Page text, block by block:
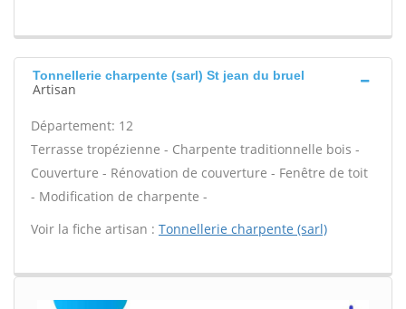
Tonnellerie charpente (sarl) St jean du bruel
Artisan
Département: 12
Terrasse tropézienne - Charpente traditionnelle bois -
Couverture - Rénovation de couverture - Fenêtre de toit
- Modification de charpente -
Voir la fiche artisan : Tonnellerie charpente (sarl)